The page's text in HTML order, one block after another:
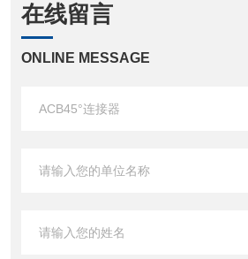
在线留言
ONLINE MESSAGE